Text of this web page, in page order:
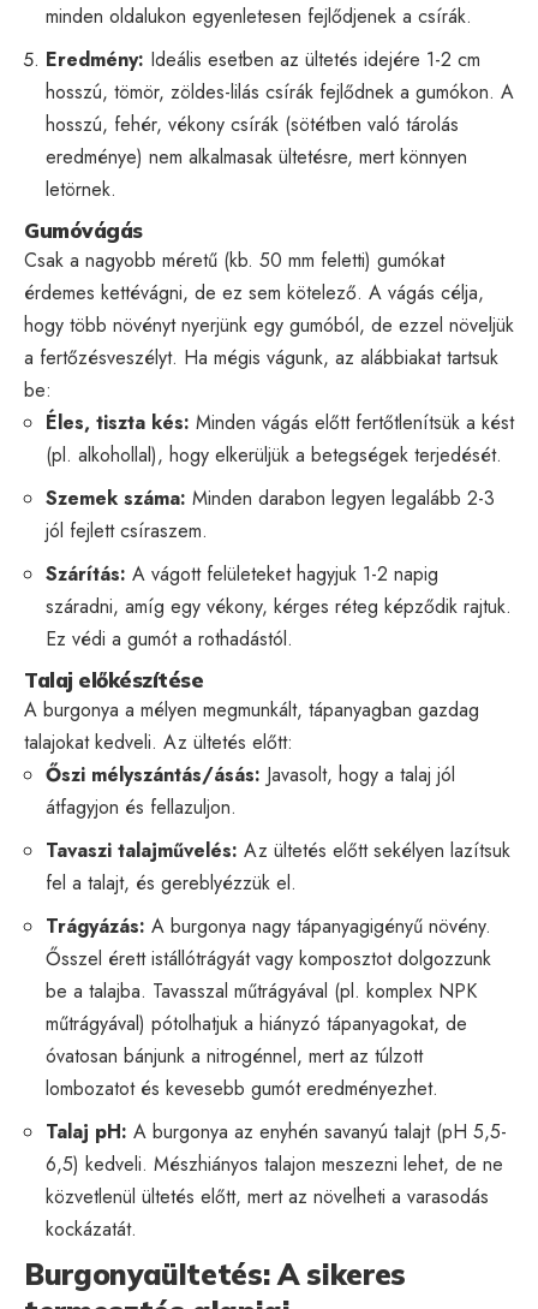
minden oldalukon egyenletesen fejlődjenek a csírák.
Eredmény: Ideális esetben az ültetés idejére 1-2 cm
hosszú, tömör, zöldes-lilás csírák fejlődnek a gumókon. A
hosszú, fehér, vékony csírák (sötétben való tárolás
eredménye) nem alkalmasak ültetésre, mert könnyen
letörnek.
Gumóvágás
Csak a nagyobb méretű (kb. 50 mm feletti) gumókat
érdemes kettévágni, de ez sem kötelező. A vágás célja,
hogy több növényt nyerjünk egy gumóból, de ezzel növeljük
a fertőzésveszélyt. Ha mégis vágunk, az alábbiakat tartsuk
be:
Éles, tiszta kés: Minden vágás előtt fertőtlenítsük a kést
(pl. alkohollal), hogy elkerüljük a betegségek terjedését.
Szemek száma: Minden darabon legyen legalább 2-3
jól fejlett csíraszem.
Szárítás: A vágott felületeket hagyjuk 1-2 napig
száradni, amíg egy vékony, kérges réteg képződik rajtuk.
Ez védi a gumót a rothadástól.
Talaj előkészítése
A burgonya a mélyen megmunkált, tápanyagban gazdag
talajokat kedveli. Az ültetés előtt:
Őszi mélyszántás/ásás: Javasolt, hogy a talaj jól
átfagyjon és fellazuljon.
Tavaszi talajművelés: Az ültetés előtt sekélyen lazítsuk
fel a talajt, és gereblyézzük el.
Trágyázás: A burgonya nagy tápanyagigényű növény.
Ősszel érett istállótrágyát vagy komposztot dolgozzunk
be a talajba. Tavasszal műtrágyával (pl. komplex NPK
műtrágyával) pótolhatjuk a hiányzó tápanyagokat, de
óvatosan bánjunk a nitrogénnel, mert az túlzott
lombozatot és kevesebb gumót eredményezhet.
Talaj pH: A burgonya az enyhén savanyú talajt (pH 5,5-
6,5) kedveli. Mészhiányos talajon meszezni lehet, de ne
közvetlenül ültetés előtt, mert az növelheti a varasodás
kockázatát.
Burgonyaültetés: A sikeres